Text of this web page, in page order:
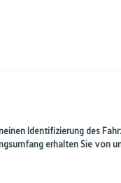
Identifizierung des
erhalten Sie von